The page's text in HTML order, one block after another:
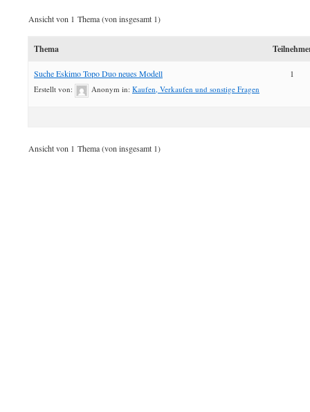
Ansicht von 1 Thema (von insgesamt 1)
Thema
Suche Eskimo Topo Duo neues Modell
Erstellt von: Anonym in: Kaufen, Verkaufen und sonstige Fragen
1
Ansicht von 1 Thema (von insgesamt 1)